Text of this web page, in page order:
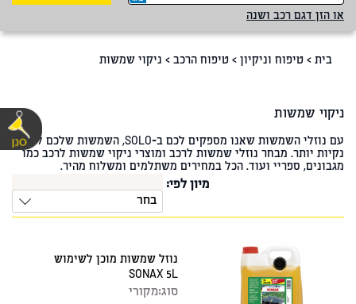
או הזן דגם רכב ושנה
בית > טיפוח וניקיון > טיפוח הרכב > ניקוי שמשות
ניקוי שמשות
עם נוזלי השמשות שאנו מספקים לכם ב-SOLO, השמשות שלכם לא היו
נקיות יותר. מבחר נוזלי שמשות לרכב ומוצרי ניקוי שמשות לרכב כמו
מגבונים, ספריי ועוד. הכל במחירים משתלמים ומשלוח מהיר.
מיון לפי:
בחר
נוזל שמשות מוכן לשימוש
SONAX 5L
סוג:מקורי